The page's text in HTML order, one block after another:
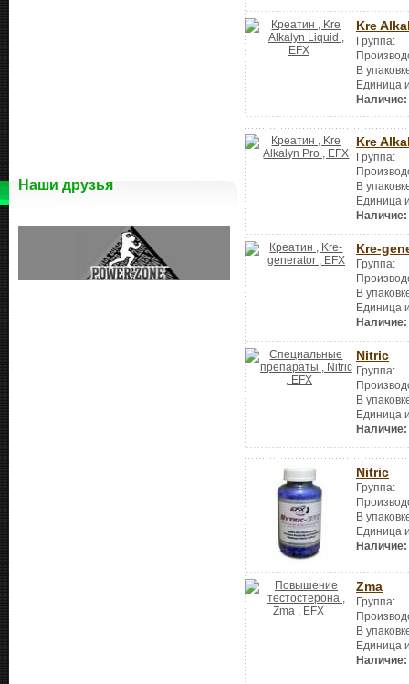
Наши друзья
Kre
Группа:
В
Единица
Наличие:
Kre
Группа:
В
Единица
Наличие:
Kre-
Группа:
В
Единица
Наличие:
Nitric
Группа:
В
Единица
Наличие:
Nitric
Группа:
В
Единица
Наличие:
Zma
Группа:
В
Единица
Наличие: